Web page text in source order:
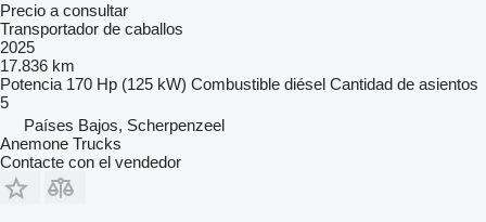
Precio a consultar
Transportador de caballos
2025
17.836 km
Potencia 170 Hp (125 kW) Combustible diésel Cantidad de asientos
5
Países Bajos, Scherpenzeel
Anemone Trucks
Contacte con el vendedor